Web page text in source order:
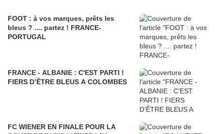
FOOT : à vos marques, prêts les
bleus ? .... partez ! FRANCE-
PORTUGAL
FRANCE - ALBANIE : C'EST PARTI !
FIERS D’ÊTRE BLEUS A COLOMBES
FC WIENER EN FINALE POUR LA